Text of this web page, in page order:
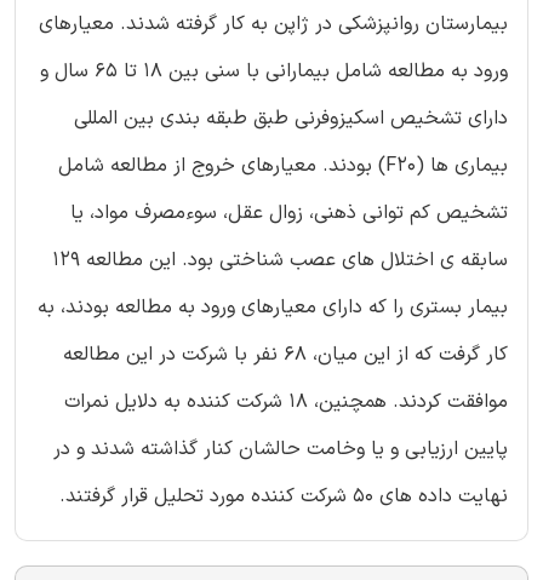
بیمارستان روانپزشکی در ژاپن به کار گرفته شدند. معیارهای
ورود به مطالعه شامل بیمارانی با سنی بین 18 تا 65 سال و
دارای تشخیص اسکیزوفرنی طبق طبقه بندی بین المللی
بیماری ها (F20) بودند. معیارهای خروج از مطالعه شامل
تشخیص کم توانی ذهنی، زوال عقل، سوءمصرف مواد، یا
سابقه ی اختلال های عصب شناختی بود. این مطالعه 129
بیمار بستری را که دارای معیارهای ورود به مطالعه بودند، به
کار گرفت که از این میان، 68 نفر با شرکت در این مطالعه
موافقت کردند. همچنین، 18 شرکت کننده به دلایل نمرات
پایین ارزیابی و یا وخامت حالشان کنار گذاشته شدند و در
نهایت داده های 50 شرکت کننده مورد تحلیل قرار گرفتند.